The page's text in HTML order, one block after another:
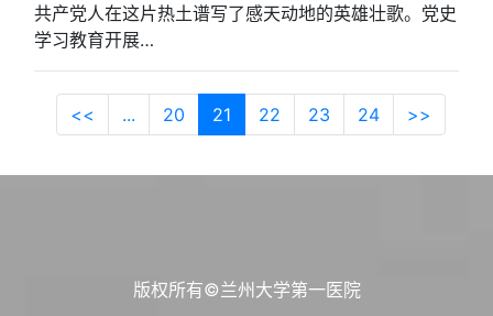
共产党人在这片热土谱写了感天动地的英雄壮歌。党史
学习教育开展…
<< ... 20 21 22 23 24 >>
版权所有©兰州大学第一医院